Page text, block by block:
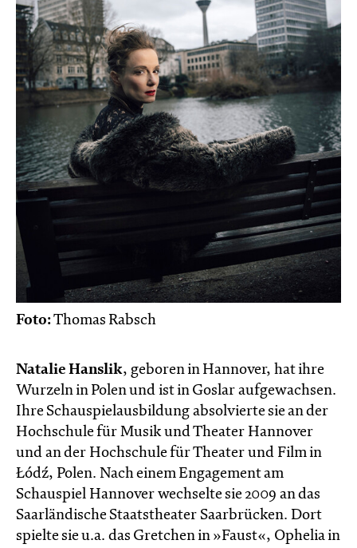
Foto:Thomas Rabsch
Natalie Hanslik, geboren in Hannover, hat ihre
Wurzeln in Polen und ist in Goslar aufgewachsen.
Ihre Schauspielausbildung absolvierte sie an der
Hochschule für Musik und Theater Hannover
und an der Hochschule für Theater und Film in
Łódź, Polen. Nach einem Engagement am
Schauspiel Hannover wechselte sie 2009 an das
Saarländische Staatstheater Saarbrücken. Dort
spielte sie u.a. das Gretchen in »Faust«, Ophelia in